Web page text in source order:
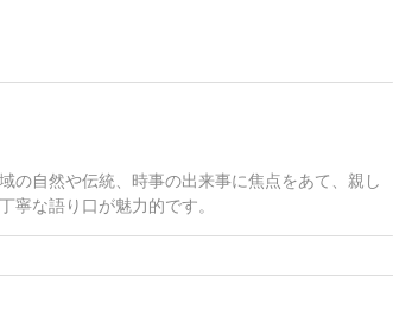
の自然や伝統、時事の出来事に焦点をあて、親し
寧な語り口が魅力的です。